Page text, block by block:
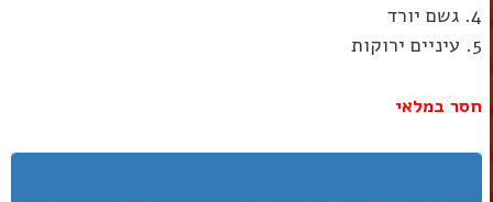
4. גשם יורד
5. עיניים ירוקות
חסר במלאי